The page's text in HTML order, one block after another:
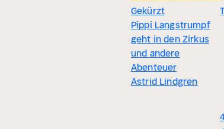
Gekürzt
Pippi Langstrumpf
geht in den Zirkus
und andere
Abenteuer
Astrid Lindgren